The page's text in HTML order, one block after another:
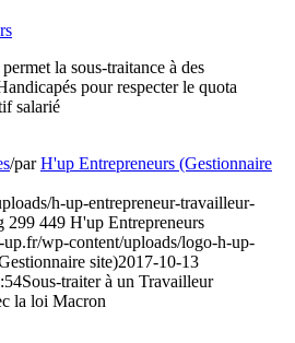
la sous-traitance à des
pour respecter le quota
salarié
/parH'up Entrepreneurs (Gestionnaire
h-up-entrepreneur-travailleur-
299 449 H'up Entrepreneurs
up.fr/wp-content/uploads/logo-h-up-
site)2017-10-13
Sous-traiter à un Travailleur
la loi Macron